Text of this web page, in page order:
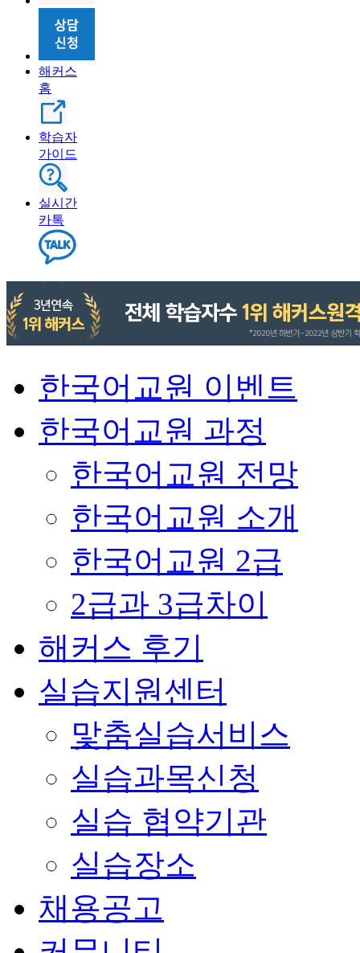
해커스
홈
학습자
가이드
실시간
카톡
한국어교원 이벤트
한국어교원 과정
한국어교원 전망
한국어교원 소개
한국어교원 2급
2급과 3급차이
해커스 후기
실습지원센터
맟춤실습서비스
실습과목신청
실습 협약기관
실습장소
채용공고